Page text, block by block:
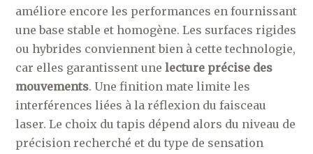
améliore encore les performances en fournissant
une base stable et homogène. Les surfaces rigides
ou hybrides conviennent bien à cette technologie,
car elles garantissent unelecture précise des
mouvements. Une finition mate limite les
interférences liées à la réflexion du faisceau
laser. Le choix du tapis dépend alors du niveau de
précision recherché et du type de sensation